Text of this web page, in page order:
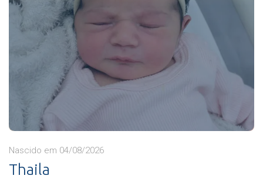
Nascido em 04/08/2026
Thaila